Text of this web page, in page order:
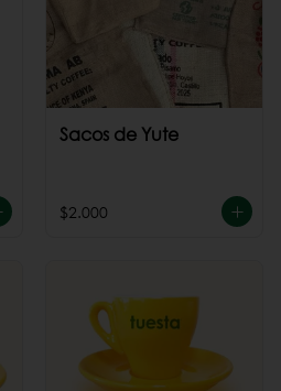
Sacos de Yute
$2.000